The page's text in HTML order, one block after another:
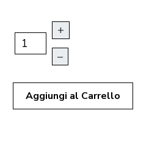
+
–
Aggiungi al Carrello